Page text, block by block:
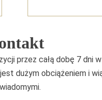
przez całą dobę 7 dni
dużym obciążeniem i